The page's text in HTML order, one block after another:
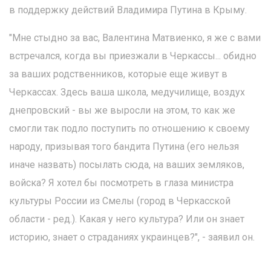
в поддержку действий Владимира Путина в Крыму.
"Мне стыдно за вас, Валентина Матвиенко, я же с вами
встречался, когда вы приезжали в Черкассы... обидно
за ваших родственников, которые еще живут в
Черкассах. Здесь ваша школа, медучилище, воздух
днепровский - вы же выросли на этом, то как же
смогли так подло поступить по отношению к своему
народу, призывая того бандита Путина (его нельзя
иначе назвать) посылать сюда, на ваших земляков,
войска? Я хотел бы посмотреть в глаза министра
культуры России из Смелы (город в Черкасской
области - ред.). Какая у него культура? Или он знает
историю, знает о страданиях украинцев?", - заявил он.